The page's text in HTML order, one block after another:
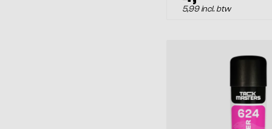
5,99 incl. btw